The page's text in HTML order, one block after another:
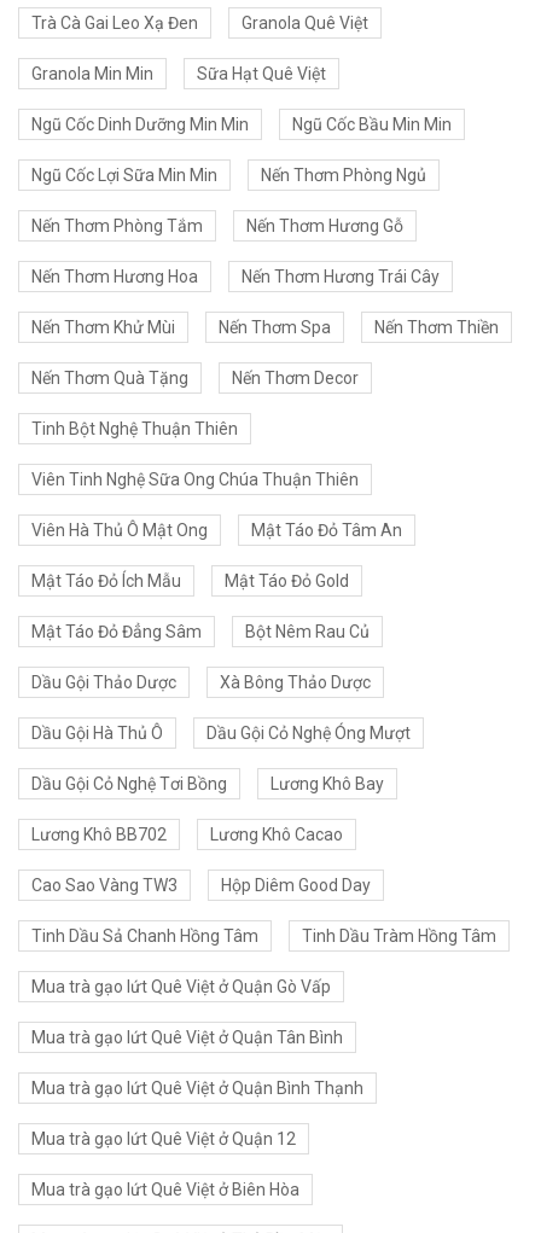
Trà Cà Gai Leo Xạ Đen Granola Quê Việt
Granola Min Min Sữa Hạt Quê Việt
Ngũ Cốc Dinh Dưỡng Min Min Ngũ Cốc Bầu Min Min
Ngũ Cốc Lợi Sữa Min Min Nến Thơm Phòng Ngủ
Nến Thơm Phòng Tắm Nến Thơm Hương Gỗ
Nến Thơm Hương Hoa Nến Thơm Hương Trái Cây
Nến Thơm Khử Mùi Nến Thơm Spa Nến Thơm Thiền
Nến Thơm Quà Tặng Nến Thơm Decor
Tinh Bột Nghệ Thuận Thiên
Viên Tinh Nghệ Sữa Ong Chúa Thuận Thiên
Viên Hà Thủ Ô Mật Ong Mật Táo Đỏ Tâm An
Mật Táo Đỏ Ích Mẫu Mật Táo Đỏ Gold
Mật Táo Đỏ Đẳng Sâm Bột Nêm Rau Củ
Dầu Gội Thảo Dược Xà Bông Thảo Dược
Dầu Gội Hà Thủ Ô Dầu Gội Cỏ Nghệ Óng Mượt
Dầu Gội Cỏ Nghệ Tơi Bồng Lương Khô Bay
Lương Khô BB702 Lương Khô Cacao
Cao Sao Vàng TW3 Hộp Diêm Good Day
Tinh Dầu Sả Chanh Hồng Tâm Tinh Dầu Tràm Hồng Tâm
Mua trà gạo lứt Quê Việt ở Quận Gò Vấp
Mua trà gạo lứt Quê Việt ở Quận Tân Bình
Mua trà gạo lứt Quê Việt ở Quận Bình Thạnh
Mua trà gạo lứt Quê Việt ở Quận 12
Mua trà gạo lứt Quê Việt ở Biên Hòa